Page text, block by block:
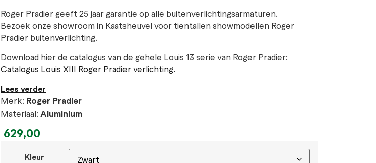
Roger Pradier geeft 25 jaar garantie op alle buitenverlichtingsarmaturen.
Bezoek onze showroom in Kaatsheuvel voor tientallen showmodellen Roger
Pradier buitenverlichting.
Download hier de catalogus van de gehele Louis 13 serie van Roger Pradier:
Catalogus Louis XIII Roger Pradier verlichting.
Lees verder
Merk: Roger Pradier
Materiaal: Aluminium
629,00
Kleur